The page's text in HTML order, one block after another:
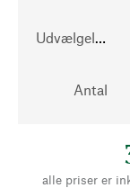
Antal
alle priser er